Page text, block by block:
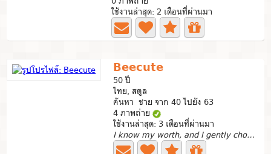
ใช้งานล่าสุด: 2 เดือนที่ผ่านมา
Beecute
50 ปี
ไทย, สตูล
ค้นหา ชาย จาก 40 ไปยัง 63
4 ภาพถ่าย
ใช้งานล่าสุด: 3 เดือนที่ผ่านมา
I know my worth, and I gently choose not to settle for...